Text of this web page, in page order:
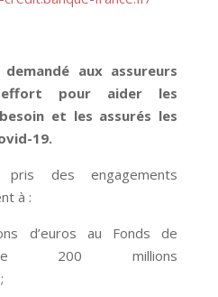
aux assureurs
effort pour aider les
et les assurés les
19.
des engagements
à :
d’euros au Fonds de
200 millions